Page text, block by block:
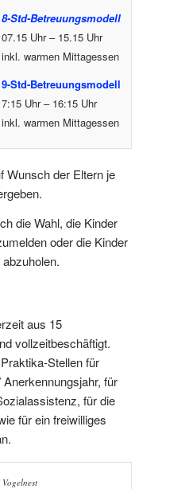
8-Std-Betreuungsmodell
07.15 Uhr – 15.15 Uhr
inkl. warmen Mittagessen
9-Std-Betreuungsmodell
7:15 Uhr – 16:15 Uhr
inkl. warmen Mittagessen
Wunsch der Eltern je
die Wahl, die Kinder
oder die Kinder
aus 15
vollzeitbeschäftigt.
Stellen für
für
für die
für ein freiwilliges